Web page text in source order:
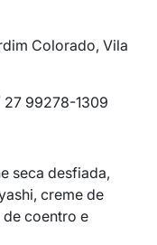
Colorado, Vila
27 99278-1309
seca desfiada,
creme de
coentro e